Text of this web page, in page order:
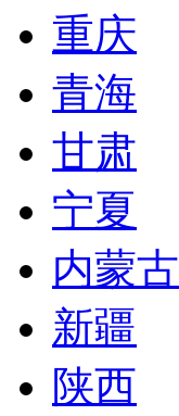
重庆
青海
甘肃
宁夏
内蒙古
新疆
陕西